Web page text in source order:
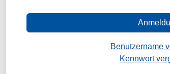
Benutzername
Kennwort